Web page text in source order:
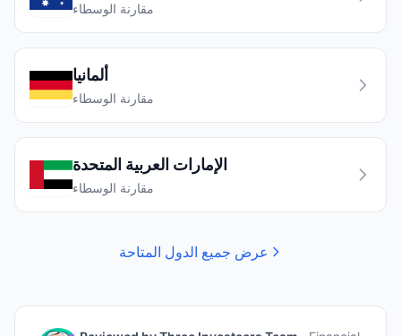
مقارنة الوسطاء
ألمانيا
مقارنة الوسطاء
الإمارات العربية المتحدة
مقارنة الوسطاء
عرض جميع الدول المتاحة